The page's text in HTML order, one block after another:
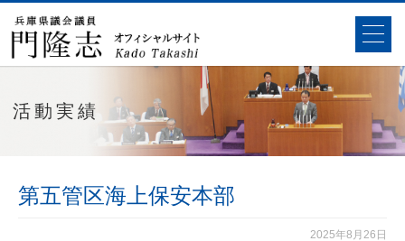
活動実績
第五管区海上保安本部
2025年8月26日